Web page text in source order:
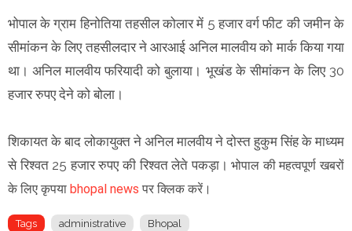
भोपाल के ग्राम हिनोतिया तहसील कोलार में 5 हजार वर्ग फीट की जमीन के
सीमांकन के लिए तहसीलदार ने आरआई अनिल मालवीय को मार्क किया गया
था। अनिल मालवीय फरियादी को बुलाया। भूखंड के सीमांकन के लिए 30
हजार रुपए देने को बोला।
शिकायत के बाद लोकायुक्त ने अनिल मालवीय ने दोस्त हुकुम सिंह के माध्यम
से रिश्वत 25 हजार रुपए की रिश्वत लेते पकड़ा।भोपाल की महत्वपूर्ण खबरों
के लिए कृपया bhopal news पर क्लिक करें।
Tags administrative Bhopal